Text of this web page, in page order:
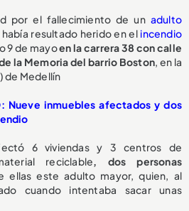
por el fallecimiento de unadulto
resultado herido en el incendio
9 de mayoen la carrera 38 con calle
la Memoria del barrio Boston, en la
de Medellín
Nueve inmuebles afectados y dos
6 viviendas y 3 centros de
reciclable, dos personas
ellas este adulto mayor, quien, al
cuando intentaba sacar unas